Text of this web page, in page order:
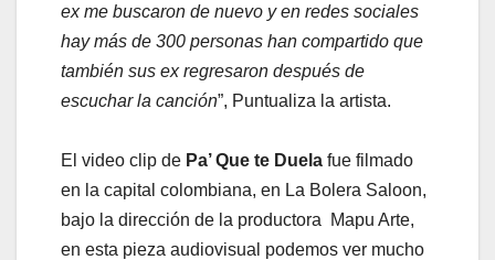
ex me buscaron de nuevo y en redes sociales
hay más de 300 personas han compartido que
también sus ex regresaron después de
escuchar la canción”, Puntualiza la artista.
El video clip de Pa’ Que te Duela fue filmado
en la capital colombiana, en La Bolera Saloon,
bajo la dirección de la productora Mapu Arte,
en esta pieza audiovisual podemos ver mucho